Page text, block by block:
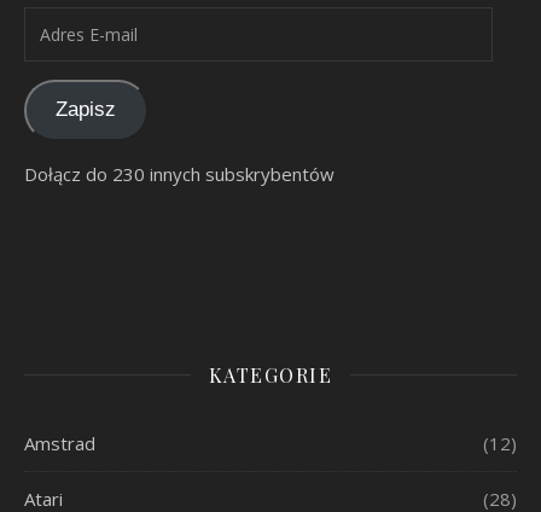
Zapisz
Dołącz do 230 innych subskrybentów
KATEGORIE
Amstrad (12)
Atari (28)